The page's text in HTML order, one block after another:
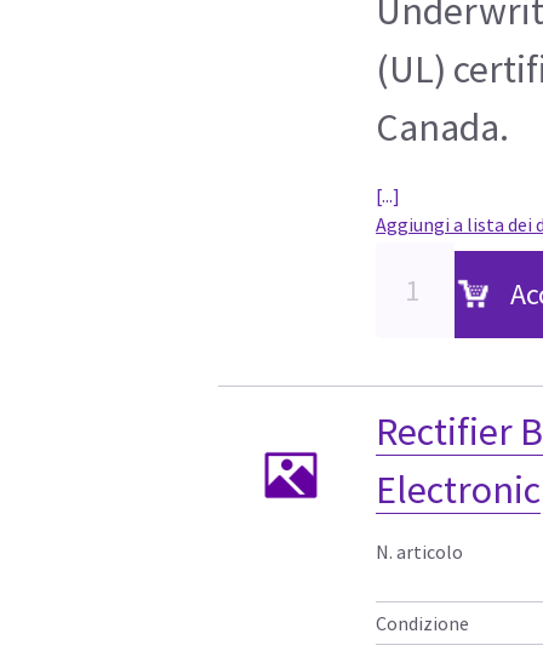
(UL)
Canada.
[...]
Aggiungi a lista dei
Rectifier
Electronic
N. articolo
Condizione